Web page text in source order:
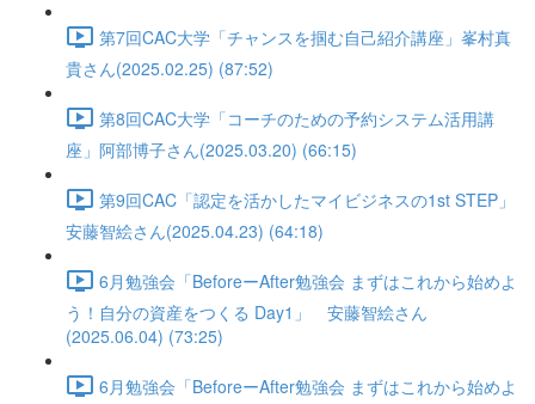
第7回CAC大学「チャンスを掴む自己紹介講座」峯村真
貴さん(2025.02.25) (87:52)
第8回CAC大学「コーチのための予約システム活用講
座」阿部博子さん(2025.03.20) (66:15)
第9回CAC「認定を活かしたマイビジネスの1st STEP」
安藤智絵さん(2025.04.23) (64:18)
6月勉強会「BeforeーAfter勉強会 まずはこれから始めよ
う！自分の資産をつくる Day1」 安藤智絵さん
(2025.06.04) (73:25)
6月勉強会「BeforeーAfter勉強会 まずはこれから始めよ